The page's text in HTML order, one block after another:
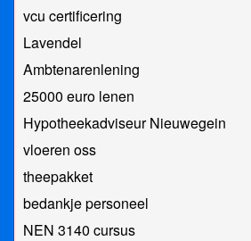
vcu certificering
Lavendel
Ambtenarenlening
25000 euro lenen
Hypotheekadviseur Nieuwegein
vloeren oss
theepakket
bedankje personeel
NEN 3140 cursus